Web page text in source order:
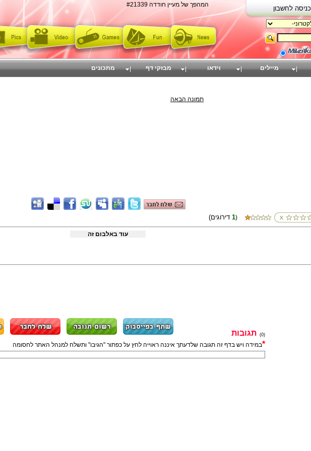
המהפך של מעיין חודדה #21339
תמונה הבאה
1)
עוד באלבום זה
(0)
תגובות
*במידה ויש בדף זה תגובה שלדעתך איננה ראוייה לחץ על כפתור "הגיבו" ותשלח למנהל האתר לחסומה
מיילים וידאו מבזקי דף מתכונים
כניסה לחשבון